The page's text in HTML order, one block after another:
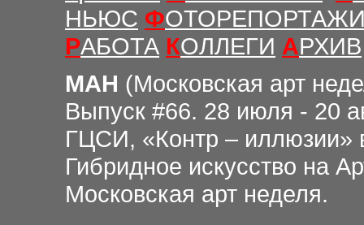
НЬЮС Ф
РАБОТА КОЛЛЕГИ АРХИВ
МАН (Московская арт
Выпуск #66. 28 июля - 20
ГЦСИ, «Контр – иллюзии»
Гибридное искусство на
Московская арт неделя.